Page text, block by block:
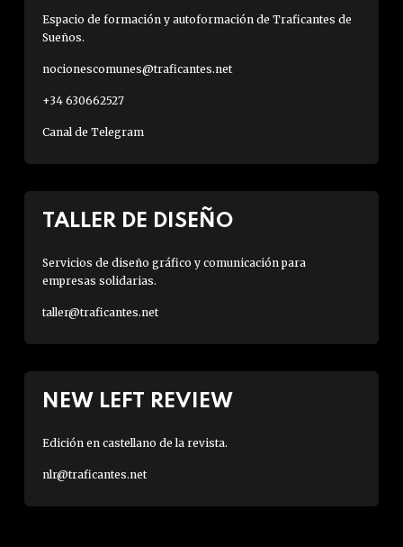
Espacio de formación y autoformación de Traficantes de
Sueños.
nocionescomunes@traficantes.net
+34 630662527
Canal de Telegram
TALLER DE DISEÑO
Servicios de diseño gráfico y comunicación para
empresas solidarias.
taller@traficantes.net
NEW LEFT REVIEW
Edición en castellano de la revista.
nlr@traficantes.net